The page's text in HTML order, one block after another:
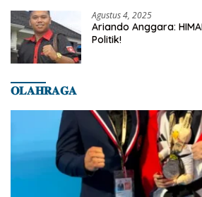
Agustus 4, 2025
Ariando Anggara:
Politik!
𝐎𝐋𝐀𝐇𝐑𝐀𝐆𝐀